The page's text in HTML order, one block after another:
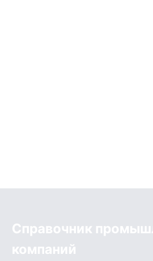
Справочник
компаний